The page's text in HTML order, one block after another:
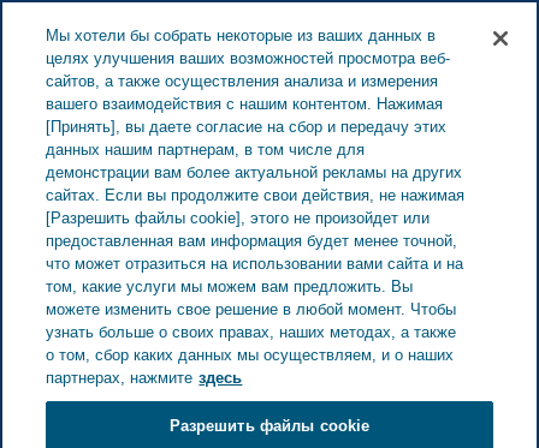
Забота о здоровье Все истории
секреты жизни с РС
Мои секреты жизни с РС
Мы хотели бы собрать некоторые из ваших данных в
целях улучшения ваших возможностей просмотра веб-
сайтов, а также осуществления анализа и измерения
вашего взаимодействия с нашим контентом. Нажимая
[Принять], вы даете согласие на сбор и передачу этих
данных нашим партнерам, в том числе для
демонстрации вам более актуальной рекламы на других
сайтах. Если вы продолжите свои действия, не нажимая
[Разрешить файлы cookie], этого не произойдет или
предоставленная вам информация будет менее точной,
что может отразиться на использовании вами сайта и на
том, какие услуги мы можем вам предложить. Вы
можете изменить свое решение в любой момент. Чтобы
узнать больше о своих правах, наших методах, а также
о том, сбор каких данных мы осуществляем, и о наших
партнерах, нажмите здесь
Разрешить файлы cookie